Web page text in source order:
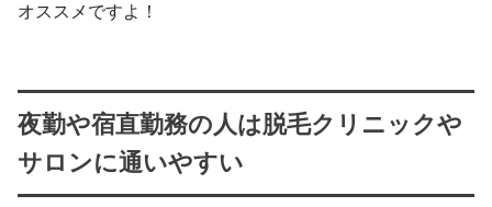
オススメですよ！
夜勤や宿直勤務の人は脱毛クリニックや
サロンに通いやすい